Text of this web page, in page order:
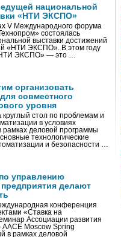
национальной
«НТИ ЭКСПО»
V Международного форума
состоялась
выставки достижений
«НТИ ЭКСПО». В этом году
ЭКСПО» — это …
организовать
совместного
уровня
стол по проблемам и
в условиях
рамках деловой программы
технологические
и безопасности …
управлению
делают
конференция
«Ставка на
Ассоциации развития
Moscow Spring
в рамках деловой